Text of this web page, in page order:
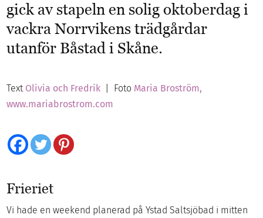
gick av stapeln en solig oktoberdag i
vackra Norrvikens trädgårdar
utanför Båstad i Skåne.
Text Olivia och Fredrik | Foto Maria Broström,
www.mariabrostrom.com
Frieriet
Vi hade en weekend planerad på Ystad Saltsjöbad i mitten